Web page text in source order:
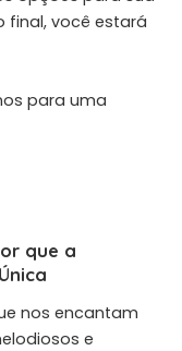
final, você estará
que a
nos encantam
e